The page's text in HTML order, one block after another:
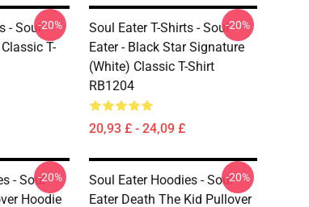
- Soul
T-
-20%
Soul Eater T-Shirts - Soul
Eater - Black Star Signature
(White) Classic T-Shirt
RB1204
20,93 £ - 24,09 £
-20%
- Soul
Hoodie
-20%
Soul Eater Hoodies - Soul
Eater Death The Kid Pullover
-20%